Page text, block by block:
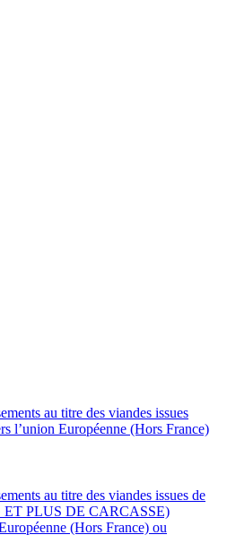
au titre des viandes issues
l’union Européenne (Hors France)
au titre des viandes issues de
PLUS DE CARCASSE)
(Hors France) ou